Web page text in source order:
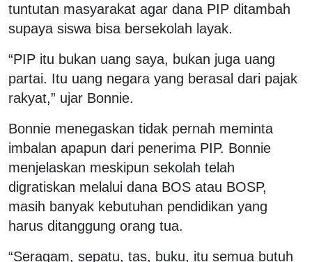
tuntutan masyarakat agar dana PIP ditambah
supaya siswa bisa bersekolah layak.
“PIP itu bukan uang saya, bukan juga uang
partai. Itu uang negara yang berasal dari pajak
rakyat,” ujar Bonnie.
Bonnie menegaskan tidak pernah meminta
imbalan apapun dari penerima PIP. Bonnie
menjelaskan meskipun sekolah telah
digratiskan melalui dana BOS atau BOSP,
masih banyak kebutuhan pendidikan yang
harus ditanggung orang tua.
“Seragam, sepatu, tas, buku, itu semua butuh